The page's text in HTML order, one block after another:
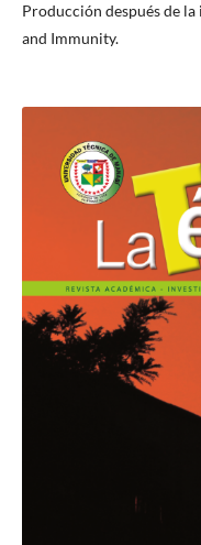
Producción después de
and Immunity.